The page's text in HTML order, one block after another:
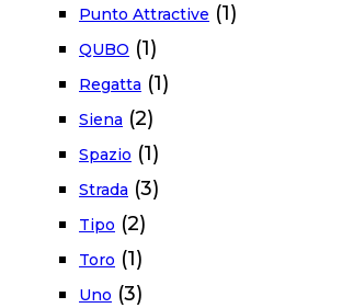
Punto Attractive (1)
QUBO (1)
Regatta (1)
Siena (2)
Spazio (1)
Strada (3)
Tipo (2)
Toro (1)
Uno (3)